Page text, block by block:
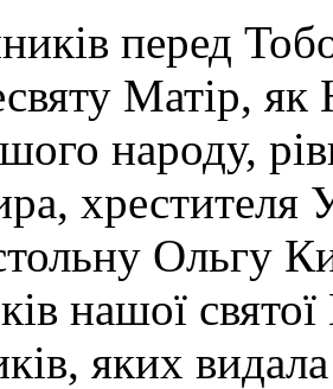
перед
Матір, як
народу,
хрестителя
Ольгу
нашої
яких